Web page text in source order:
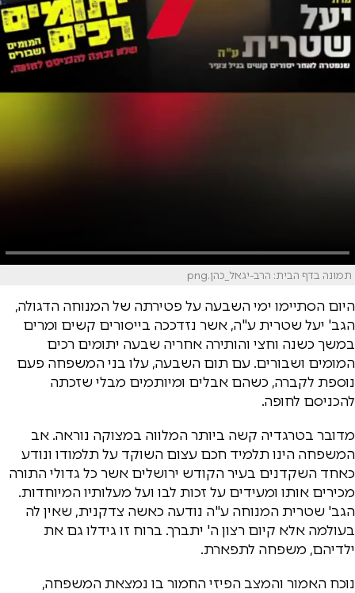
תמונה בדף הבית: הרב-יגאל_כהן.png
היום הסתיימו ימי השבעה על פטירתה של המנוחה הדגולה,
הגב' יעל שטרית ע"ה, אשר נזדככה בייסורים קשים ומרים
במשך כשנה וחצי והותירה אחריה שבעה יתומים רכים
המומים ושבורים. עם תום השבעה, עלו בני המשפחה פעם
נוספת לקברה, כשהם אבלים ומיותמים מבלי שזכתה
להכניסם לחופה.
מדובר בטרגדיה קשה ביותר המלווה במצוקה נוראה. אב
המשפחה הינו תלמיד חכם עצום השוקד על תלמודו ונודע
כאחד השקדנים בעיר הקודש ירושלים אשר כל גדולי התורה
מכירים אותו ומעידים על זכות לבו ועל מעלותיו המיוחדות.
הגב' שטרית המנוחה ע"ה נודעה כאשה צדקנית, שאין לה
בעולמה אלא קיום רצון ה' יתברך. ברוח זו גידלו גם את
ילדיהם, משפחה לתפארת.
נוכח האמור והמצב הפיזי החמור בו נמצאת המשפחה,